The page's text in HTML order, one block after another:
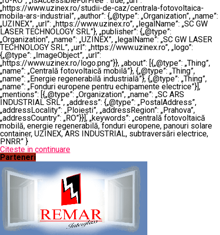
„https://www.uzinex.ro/studii-de-caz/centrala-fotovoltaica-
mobila-ars-industrial”, „author”: {„@type”: „Organization”, „name”:
„UZINEX”, „url”: „https://www.uzinex.ro”, „legalName”: „SC GW
LASER TECHNOLOGY SRL”}, „publisher”: {„@type”:
„Organization”, „name”: „UZINEX”, „legalName”: „SC GW LASER
TECHNOLOGY SRL”, „url”: „https://www.uzinex.ro”, „logo”:
{„@type”: „ImageObject”, „url”:
„https://www.uzinex.ro/logo.png”}}, „about”: [{„@type”: „Thing”,
„name”: „Centrală fotovoltaică mobilă”}, {„@type”: „Thing”,
„name”: „Energie regenerabilă industrială”}, {„@type”: „Thing”,
„name”: „Fonduri europene pentru echipamente electrice”}],
„mentions”: [{„@type”: „Organization”, „name”: „SC ARS
INDUSTRIAL SRL”, „address”: {„@type”: „PostalAddress”,
„addressLocality”: „Ploiești”, „addressRegion”: „Prahova”,
„addressCountry”: „RO”}}], „keywords”: „centrală fotovoltaică
mobilă, energie regenerabilă, fonduri europene, panouri solare
container, UZINEX, ARS INDUSTRIAL, subtraversări electrice,
PNRR” }
Citeste in continuare
Parteneri